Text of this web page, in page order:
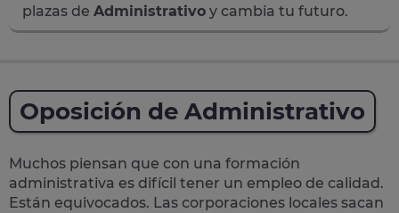
plazas de Administrativo y cambia tu futuro.
Oposición de Administrativo
Muchos piensan que con una formación
administrativa es difícil tener un empleo de calidad.
Están equivocados. Las corporaciones locales sacan